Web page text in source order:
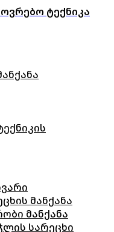
ტექნიკა
მანქანა
მანქანა
სარეცხი